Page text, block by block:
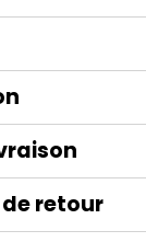
retour